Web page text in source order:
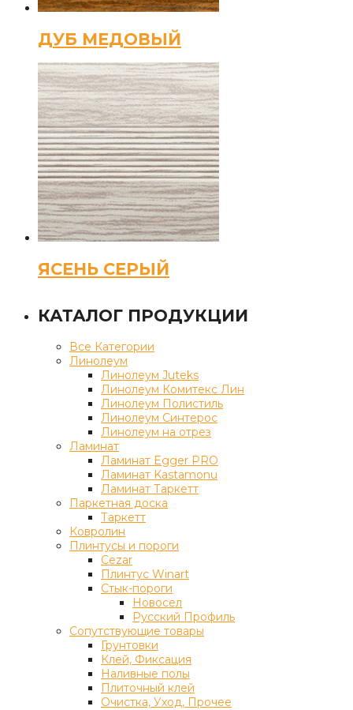
ДУБ МЕДОВЫЙ
ЯСЕНЬ СЕРЫЙ
КАТАЛОГ ПРОДУКЦИИ
Все Категории
Линолеум
Линолеум Juteks
Линолеум Комитекс Лин
Линолеум Полистиль
Линолеум Синтерос
Линолеум на отрез
Ламинат
Ламинат Egger PRO
Ламинат Kastamonu
Ламинат Таркетт
Паркетная доска
Таркетт
Ковролин
Плинтусы и пороги
Cezar
Плинтус Winart
Стык-пороги
Новосел
Русский Профиль
Сопутствующие товары
Грунтовки
Клей, Фиксация
Наливные полы
Плиточный клей
Очистка, Уход, Прочее